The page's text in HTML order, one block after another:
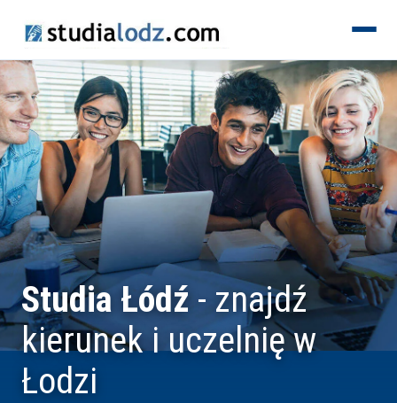
KIERUNKI
Studia Łódź - znajdź
kierunek i uczelnię w
Łodzi